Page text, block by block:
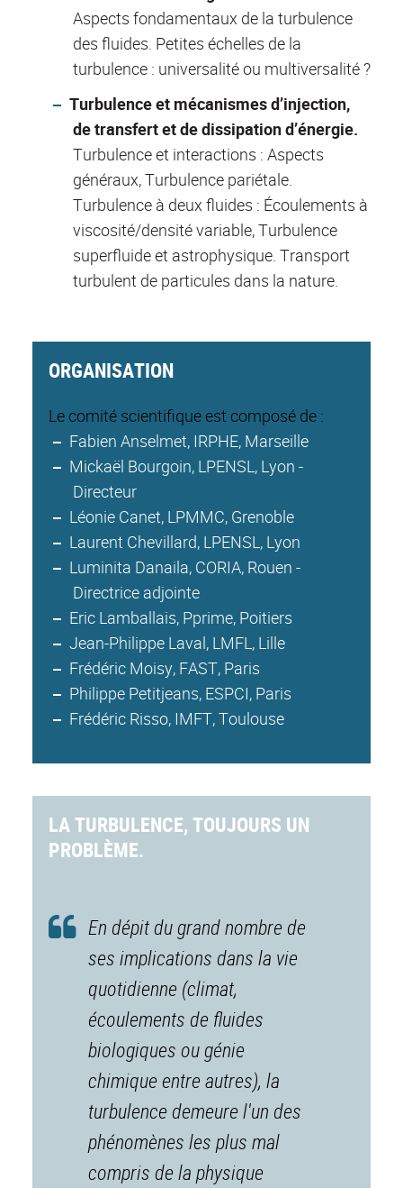
Aspects fondamentaux de la turbulence
des fluides. Petites échelles de la
turbulence : universalité ou multiversalité ?
Turbulence et mécanismes d’injection,
de transfert et de dissipation d’énergie.
Turbulence et interactions : Aspects
généraux, Turbulence pariétale.
Turbulence à deux fluides : Écoulements à
viscosité/densité variable, Turbulence
superfluide et astrophysique. Transport
turbulent de particules dans la nature.
ORGANISATION
Le comité scientifique est composé de :
Fabien Anselmet, IRPHE, Marseille
Mickaël Bourgoin, LPENSL, Lyon -
Directeur
Léonie Canet, LPMMC, Grenoble
Laurent Chevillard, LPENSL, Lyon
Luminita Danaila, CORIA, Rouen -
Directrice adjointe
Eric Lamballais, Pprime, Poitiers
Jean-Philippe Laval, LMFL, Lille
Frédéric Moisy, FAST, Paris
Philippe Petitjeans, ESPCI, Paris
Frédéric Risso, IMFT, Toulouse
LA TURBULENCE, TOUJOURS UN
PROBLÈME.
En dépit du grand nombre de
ses implications dans la vie
quotidienne (climat,
écoulements de fluides
biologiques ou génie
chimique entre autres), la
turbulence demeure l'un des
phénomènes les plus mal
compris de la physique